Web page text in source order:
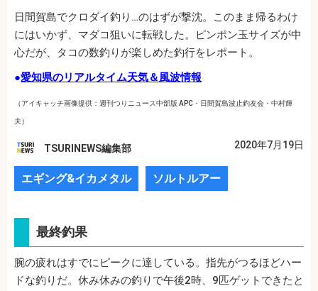
日間賀島でクロダイ釣り…のはずが撃沈。このまま帰るわけ
にはいかず、マダコ狙いに転戦した。ピンポン玉サイズが中
心だが、タコの数釣りが楽しめた釣行をレポート。
●愛知県のリアルタイム天気＆風波情報
（アイキャッチ画像提供：週刊つりニュース中部版 APC・日間賀島波止釣友会・中村輝
夫）
TSURINEWS編集部 2020年7月19日
エギング&イカメタル ソルトルアー
最終釣果
腕の疲れはすでにピークに達している。指先がつるほどハー
ドな釣りだ。休み休みの釣りで午後2時、9匹ゲットできたと